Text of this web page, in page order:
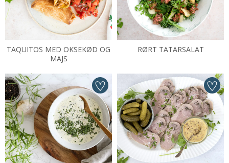
TAQUITOS MED OKSEKØD OG
MAJS
RØRT TATARSALAT